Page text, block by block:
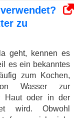
zu
geht, kennen es
es ein bekanntes
zum Kochen,
Wasser zur
Haut oder in der
wird. Obwohl